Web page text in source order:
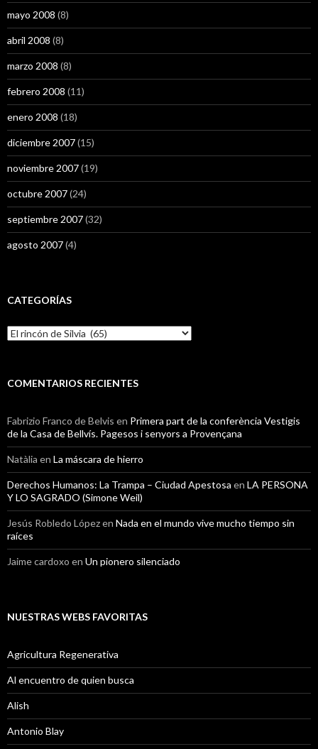
mayo 2008 (8)
abril 2008 (8)
marzo 2008 (8)
febrero 2008 (11)
enero 2008 (18)
diciembre 2007(15)
noviembre 2007(19)
octubre 2007(24)
septiembre 2007(32)
agosto 2007(4)
CATEGORÍAS
Categorías
COMENTARIOS RECIENTES
Fabrizio Franco de Belvis en Primera part de la conferència Vestigis
de la Casa de Bellvís. Pagesos i senyors a Provençana
Natàlia en La máscara de hierro
Derechos Humanos: La Trampa – Ciudad Apestosa en LA PERSONA
Y LO SAGRADO (Simone Weil)
Jesús Robledo Lópezen Nada en el mundo vive mucho tiempo sin
raíces
Jaime cardoxo en Un pionero silenciado
NUESTRAS WEBS FAVORITAS
Agricultura Regenerativa
Al encuentro de quien busca
Alish
Antonio Blay